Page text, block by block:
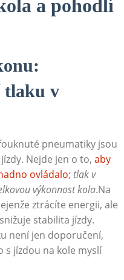
a pohodlí
tlaku v
pneumatiky jsou
Nejde jen o to, aby
ovládalo; tlak v
výkonnost kola.Na
ztrácíte energii, ale
stabilita jízdy.
není jen doporučení,
s jízdou na kole myslí